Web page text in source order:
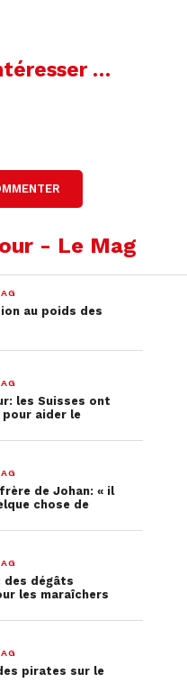
…
- Le Mag
au poids des
les Suisses ont
aider le
de Johan: « il
chose de
des dégâts
les maraîchers
pirates sur le